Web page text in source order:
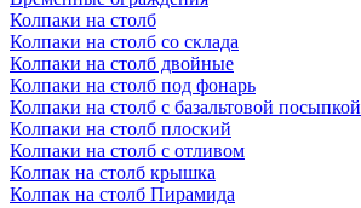
Колпаки на столб
Колпаки на столб со склада
Колпаки на столб двoйные
Колпаки на столб под фонарь
Колпаки на столб с базальтовой посыпкой
Колпаки на столб плоский
Колпаки на столб с отливом
Колпак на столб крышка
Колпак на столб Пирамида